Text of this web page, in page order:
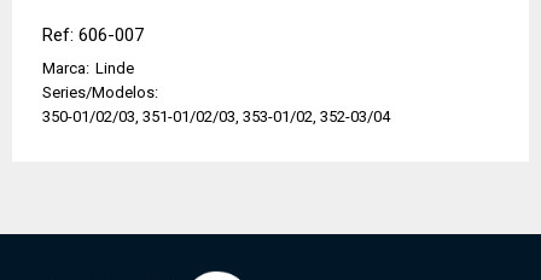
Ref: 606-007
Marca: Linde
Series/Modelos:
350-01/02/03, 351-01/02/03, 353-01/02, 352-03/04